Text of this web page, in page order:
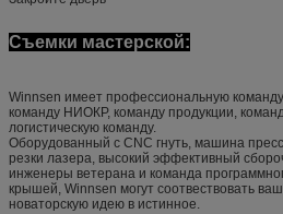
Съемки мастерской:
Winnsen имеет профессиональную
команду НИОКР, команду продукции,
логистическую команду.
Оборудованный с CNC гнуть, машина
резки лазера, высокий эффективный
инженеры ветерана и команда
крышей, Winnsen могут соотвествовать
новаторскую идею в истинное.